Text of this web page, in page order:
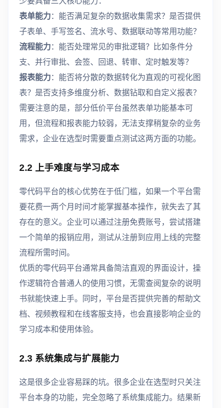
表单能力 ：能否满足复杂的数据收集需求？是否提供
子表单、手写签名、流水号、数据联动等常用功能？
流程能力 ：能否处理常见的审批逻辑？比如条件分
支、并行审批、会签、回退、转审、定时触发等？
报表能力 ：能否将分散的数据转化为直观的可视化图
表？是否支持多维度分析、数据钻取和自定义报表？
需要注意的是，部分低价平台虽然表单功能基本可
用，但流程和报表能力较弱，无法支撑稍复杂的业务
需求，企业在选型时需要重点测试这两方面的功能。
2.2 上手难度与学习成本
零代码平台的核心优势在于低门槛，如果一个平台需
要花费一两个月时间才能掌握基本操作，就失去了其
存在的意义。企业可以通过注册免费账号，尝试搭建
一个简单的报销应用，测试从注册到应用上线的完整
流程所需时间。
优质的零代码平台通常具备简洁直观的界面设计，操
作逻辑符合普通人的使用习惯，无需查阅复杂的说明
书就能快速上手。同时，平台是否提供完善的帮助文
档、视频教程和在线客服支持，也会直接影响企业的
学习成本和使用体验。
2.3 系统集成与扩展能力
这是很多企业容易踩的坑。很多企业在选型时只关注
平台本身的功能，完全忽略了系统集成能力。结果新